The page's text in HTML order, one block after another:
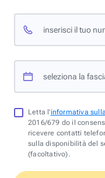
inserisci il tuo
seleziona la
Letta l'informativa
2016/679 do il
ricevere contatti
sulla disponibilità del
(facoltativo).